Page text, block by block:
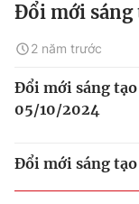
Đổi mới sáng
2 năm trước
Đổi mới sáng
05/10/2024
Đổi mới sáng